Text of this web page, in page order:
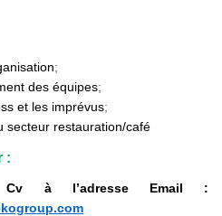
;
des équipes;
et les imprévus;
secteur restauration/café
:
Cv à l’adresse Email :